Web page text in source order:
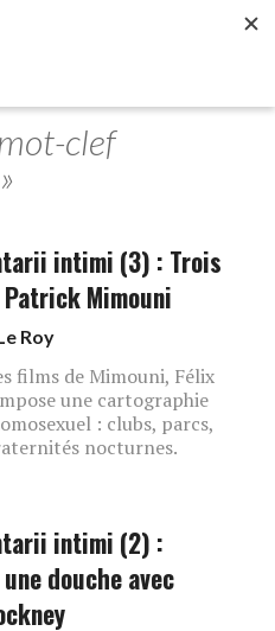
clef
intimi (3) : Trois
Mimouni
Roy
films de Mimouni, Félix
une cartographie
: clubs, parcs,
nocturnes.
intimi (2) :
douche avec